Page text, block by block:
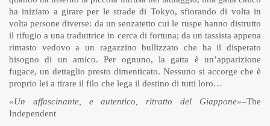
ha iniziato a girare per le strade di Tokyo, sfiorando di volta in
volta persone diverse: da un senzatetto cui le ruspe hanno distrutto
il rifugio a una traduttrice in cerca di fortuna; da un tassista appena
rimasto vedovo a un ragazzino bullizzato che ha il disperato
bisogno di un amico. Per ognuno, la gatta è un’apparizione
fugace, un dettaglio presto dimenticato. Nessuno si accorge che è
proprio lei a tirare il filo che lega il destino di tutti loro…
«Un affascinante, e autentico, ritratto del Giappone»–The
Independent